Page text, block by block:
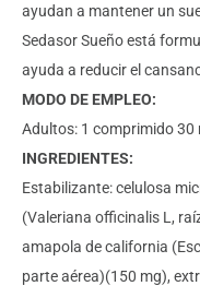
ayudan a mantener un
Sedasor Sueño está
ayuda a reducir el
MODO DE EMPLEO:
Adultos: 1 comprimido
INGREDIENTES:
Estabilizante: celulosa
(Valeriana officinalis L,
amapola de california
parte aérea)(150 mg),